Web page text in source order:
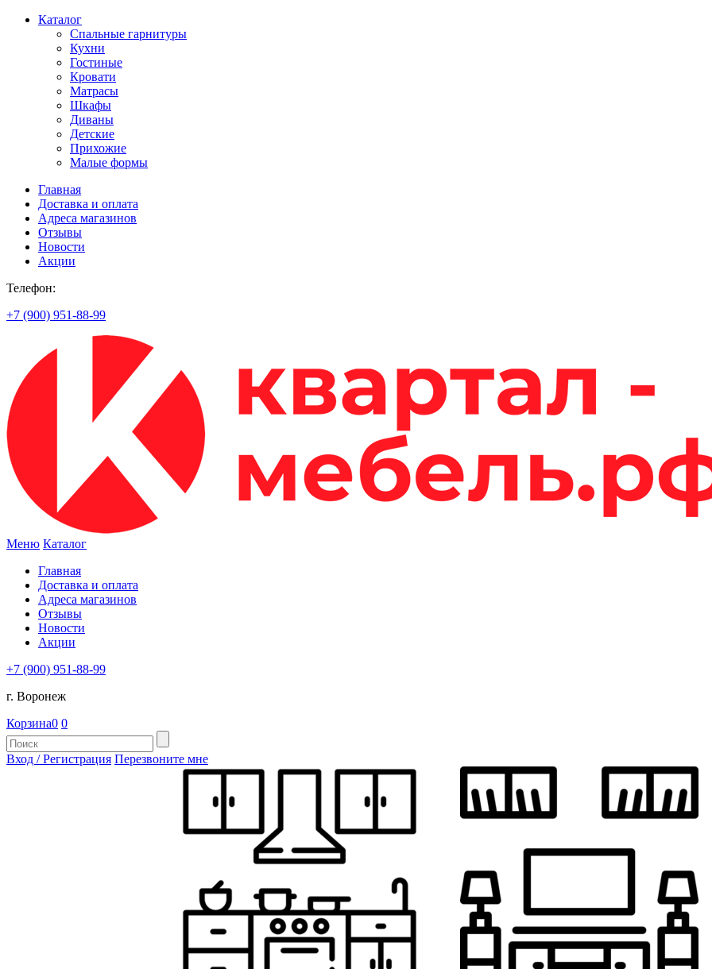
Каталог
Спальные гарнитуры
Кухни
Гостиные
Кровати
Матрасы
Шкафы
Диваны
Детские
Прихожие
Малые формы
Главная
Доставка и оплата
Адреса магазинов
Отзывы
Новости
Акции
Телефон:
+7 (900) 951-88-99
Меню Каталог
Главная
Доставка и оплата
Адреса магазинов
Отзывы
Новости
Акции
+7 (900) 951-88-99
г. Воронеж
Корзина0 0
Вход / Регистрация Перезвоните мне